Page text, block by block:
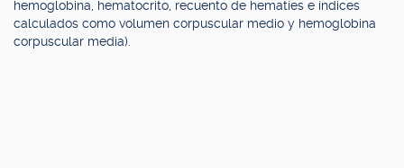
hemoglobina, hematocrito, recuento de hematíes e índices
calculados como volumen corpuscular medio y hemoglobina
corpuscular media).